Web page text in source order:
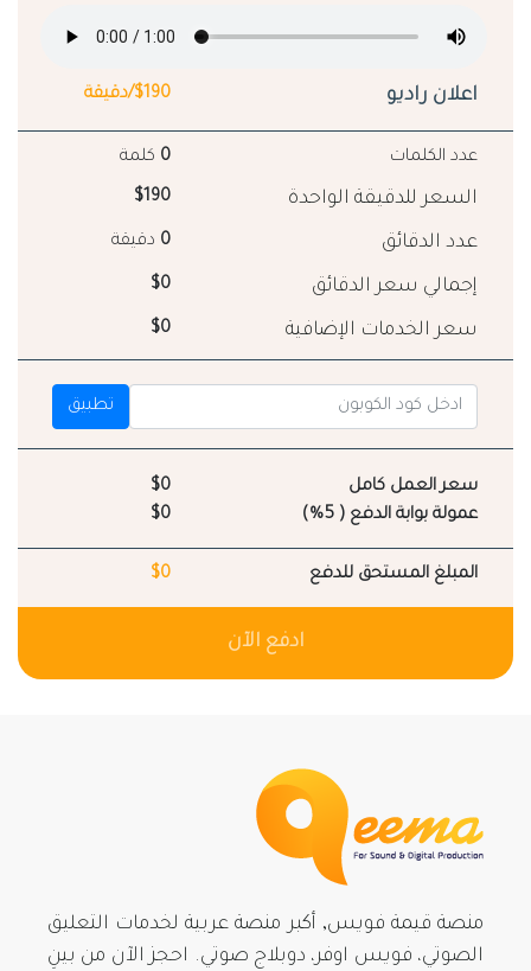
اعلان راديو $190/دقيقة
عدد الكلمات 0 كلمة
السعر للدقيقة الواحدة $190
عدد الدقائق 0 دقيقة
إجمالي سعر الدقائق $0
سعر الخدمات الإضافية $0
تطبيق
سعر العمل كامل
$0
عمولة بوابة الدفع ( 5%)
$0
المبلغ المستحق للدفع $0
ادفع الآن
منصة قيمة فويس, أكبر منصة عربية لخدمات التعليق
الصوتي، فويس اوفر، دوبلاج صوتي. احجز الآن من بينِ